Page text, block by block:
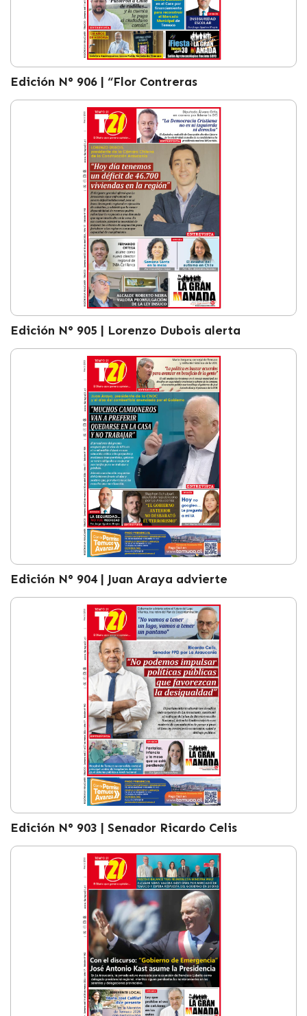
Edición N° 906 | “Flor Contreras
Edición N° 905 | Lorenzo Dubois alerta
Edición N° 904 | Juan Araya advierte
Edición N° 903 | Senador Ricardo Celis